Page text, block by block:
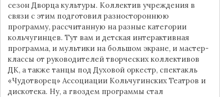
сезон Дворца культуры. Коллектив учреждения в
связи с этим подготовил разностороннюю
программу, рассчитанную на разные категории
кольчугинцев. Тут вам и детская интерактивная
программа, и мультики на большом экране, и мастер-
классы от руководителей творческих коллективов
ДК, а также танцы под Духовой оркестр, спектакль
«Чудотворец» Ассоциации Кольчугинских Театров и
дискотека. Ну, а гвоздем программы стал